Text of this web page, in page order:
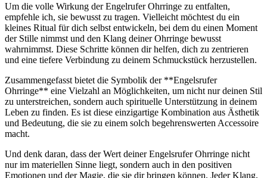
Um die volle Wirkung der Engelrufer Ohrringe zu entfalten,
empfehle ich, sie bewusst zu tragen. Vielleicht möchtest du⁣ ein
kleines Ritual für ​dich selbst⁢ entwickeln, ⁤bei dem du einen Moment
der ⁣Stille‌ nimmst und den Klang deiner Ohrringe bewusst
wahrnimmst. Diese Schritte können dir helfen, dich zu zentrieren
und eine tiefere Verbindung zu deinem‍ Schmuckstück herzustellen.
Zusammengefasst bietet die ‌Symbolik der **Engelsrufer
Ohrringe** eine Vielzahl an Möglichkeiten, um nicht nur deinen Stil
zu unterstreichen, sondern auch‌ spirituelle Unterstützung in deinem
Leben ‌zu finden. Es ist diese einzigartige Kombination aus​ Ästhetik
und Bedeutung, die​ sie zu einem ‍solch begehrenswerten Accessoire
macht.
Und denk daran,⁤ dass der Wert‍ deiner⁢ Engelsrufer Ohrringe nicht
nur⁤ im materiellen Sinne liegt, sondern auch in den positiven
Emotionen und der Magie, die sie dir bringen ‌können.⁣ Jeder⁤ Klang,